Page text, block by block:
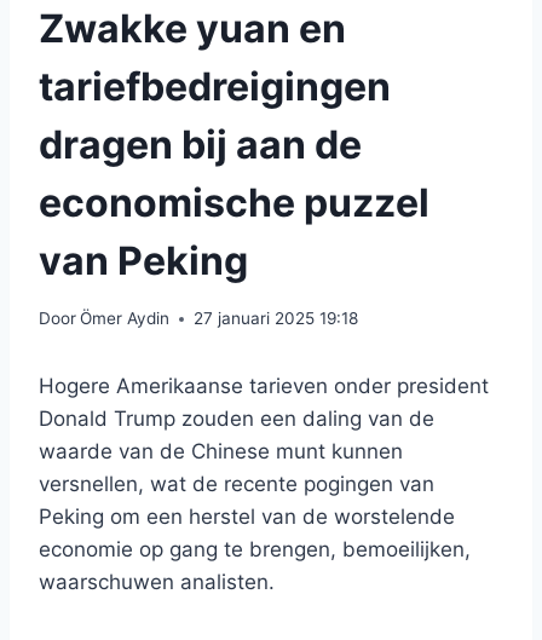
Zwakke yuan en
tariefbedreigingen
dragen bij aan de
economische puzzel
van Peking
DoorÖmer Aydin 27 januari 2025 19:18
Hogere Amerikaanse tarieven onder president
Donald Trump zouden een daling van de
waarde van de Chinese munt kunnen
versnellen, wat de recente pogingen van
Peking om een ​​herstel van de worstelende
economie op gang te brengen, bemoeilijken,
waarschuwen analisten.